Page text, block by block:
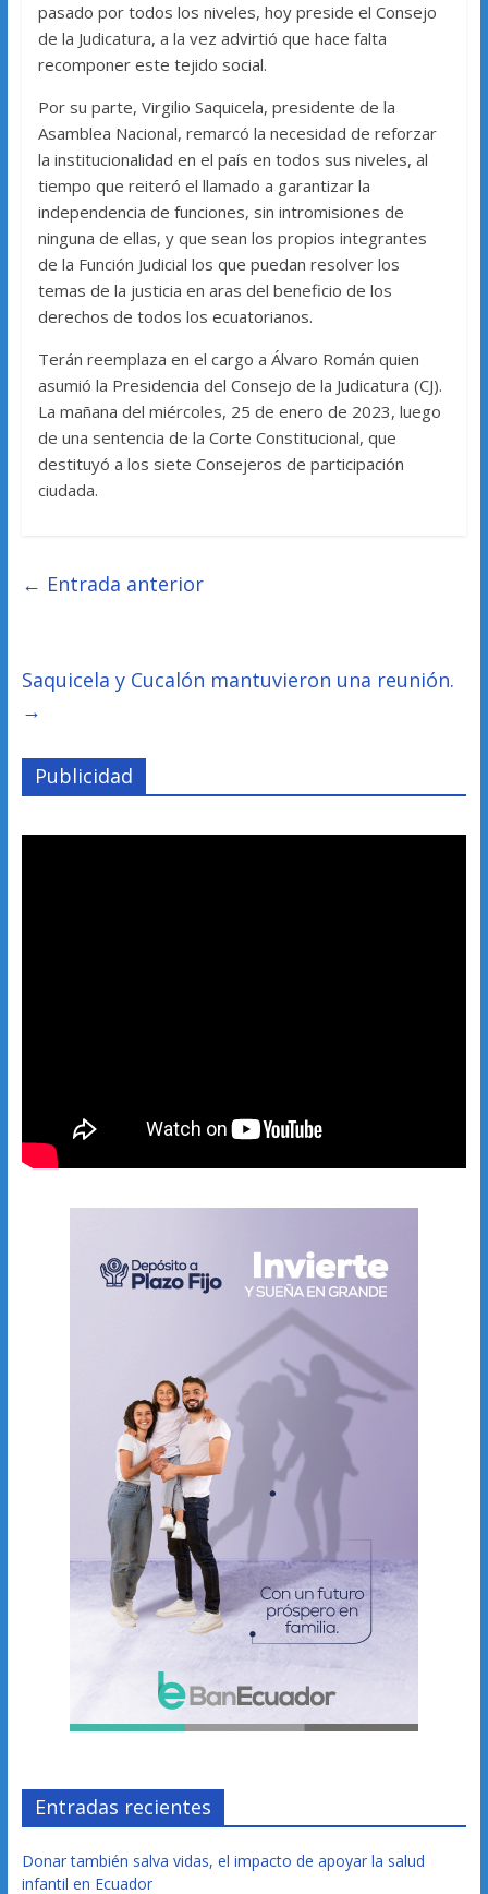
pasado por todos los niveles, hoy preside el Consejo
de la Judicatura, a la vez advirtió que hace falta
recomponer este tejido social.
Por su parte, Virgilio Saquicela, presidente de la
Asamblea Nacional, remarcó la necesidad de reforzar
la institucionalidad en el país en todos sus niveles, al
tiempo que reiteró el llamado a garantizar la
independencia de funciones, sin intromisiones de
ninguna de ellas, y que sean los propios integrantes
de la Función Judicial los que puedan resolver los
temas de la justicia en aras del beneficio de los
derechos de todos los ecuatorianos.
Terán reemplaza en el cargo a Álvaro Román quien
asumió la Presidencia del Consejo de la Judicatura (CJ).
La mañana del miércoles, 25 de enero de 2023, luego
de una sentencia de la Corte Constitucional, que
destituyó a los siete Consejeros de participación
ciudada.
← Entrada anterior
Saquicela y Cucalón mantuvieron una reunión.
→
Publicidad
Entradas recientes
Donar también salva vidas, el impacto de apoyar la salud
infantil en Ecuador